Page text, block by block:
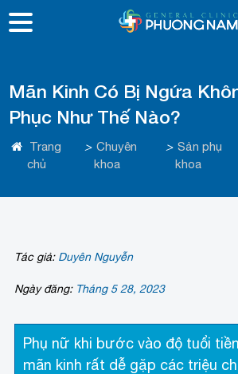
Mãn Kinh Có Bị Ngứa
Phục Như Thế Nào?
Trang
chủ
> Chuyên
khoa
> Sản phụ
khoa
Tác giả: Duyên Nguyễn
Ngày đăng: Tháng 5 28, 2023
Phụ nữ khi bước vào độ tuổi
mãn kinh rất dễ gặp các triệu